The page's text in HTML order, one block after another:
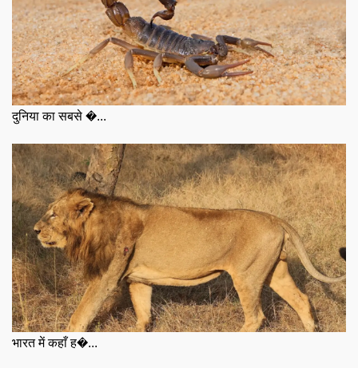
दुनिया का सबसे �...
भारत में कहाँ ह�...